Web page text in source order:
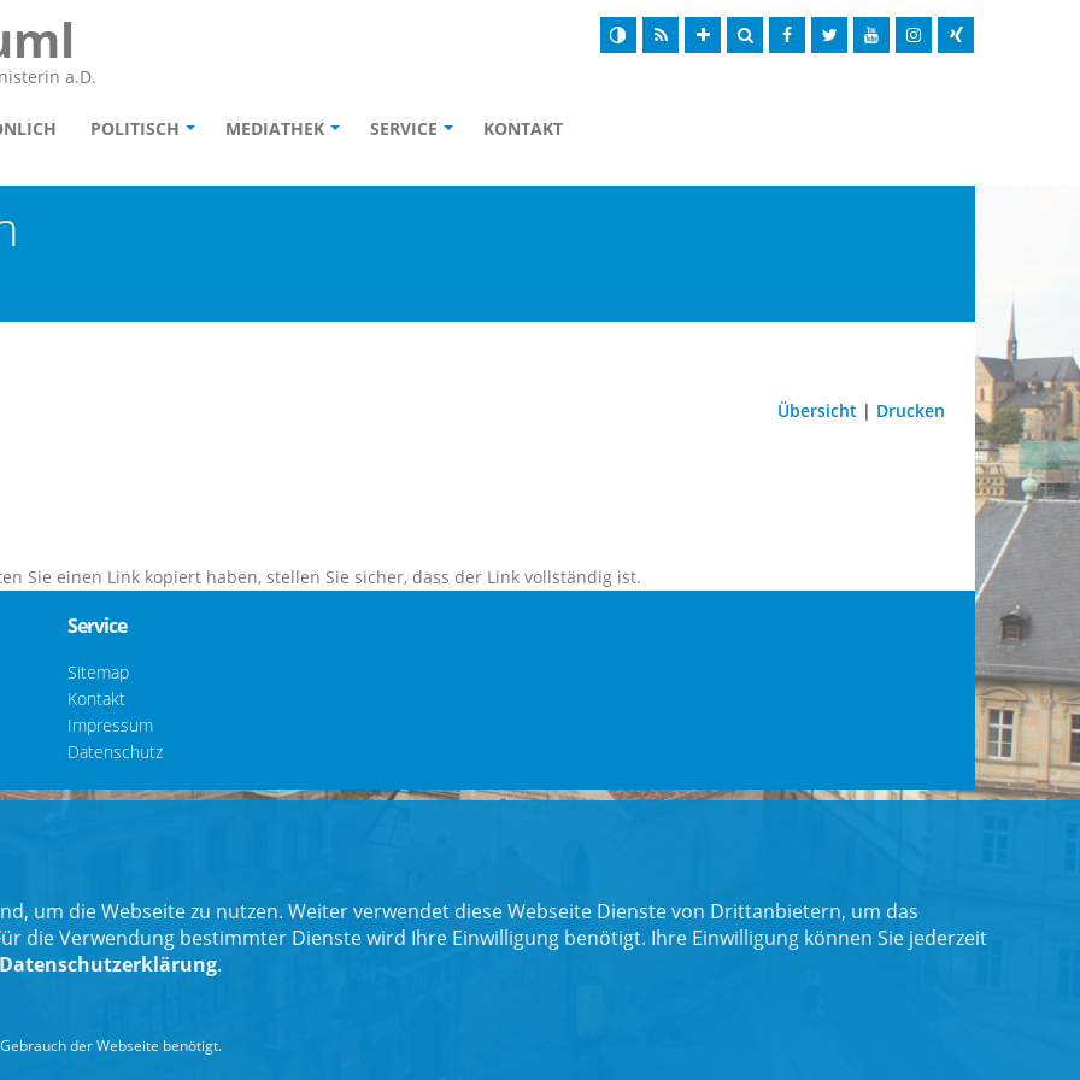
a.D.
POLITISCH MEDIATHEK SERVICE KONTAKT
Übersicht | Drucken
Sie einen Link kopiert haben, stellen Sie sicher, dass der Link vollständig ist.
Service
Sitemap
Kontakt
Impressum
Datenschutz
um die Webseite zu nutzen. Weiter verwendet diese Webseite Dienste von Drittanbietern, um das
die Verwendung bestimmter Dienste wird Ihre Einwilligung benötigt. Ihre Einwilligung können Sie jederzeit
.
der Webseite benötigt.